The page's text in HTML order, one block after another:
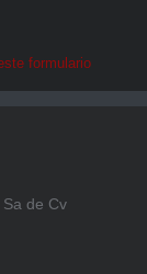
formulario
de Cv